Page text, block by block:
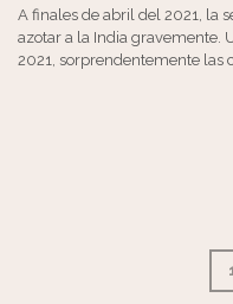
A finales de abril del 2021, la
azotar a la India gravemente.
2021, sorprendentemente las